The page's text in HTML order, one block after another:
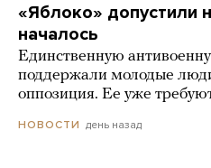
«Яблоко» допустили
началось
Единственную
поддержали молодые
оппозиция. Ее уже
НОВОСТИ день назад